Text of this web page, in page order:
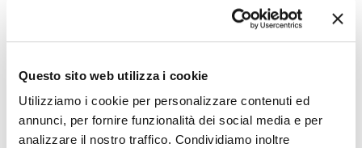
Questo sito web utilizza i cookie
Utilizziamo i cookie per personalizzare contenuti ed
annunci, per fornire funzionalità dei social media e per
analizzare il nostro traffico. Condividiamo inoltre